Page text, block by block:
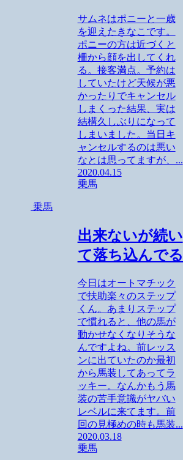
サムネはポニーと一歳
を迎えたきなこです。
ポニーの方は近づくと
柵から顔を出してくれ
る。接客満点。予約は
していたけど天候が悪
かったりでキャンセル
しまくった結果、実は
結構久しぶりになって
しまいました。当日キ
ャンセルするのは悪い
なとは思ってますが、...
2020.04.15
乗馬
乗馬
出来ないが続い
て落ち込んでる
今日はオートマチック
で扶助楽々のステップ
くん。あまりステップ
で慣れると、他の馬が
動かせなくなりそうな
んですよね。前レッス
ンに出ていたのか最初
から馬装してあってラ
ッキー。なんかもう馬
装の苦手意識がヤバい
レベルに来てます。前
回の見極めの時も馬装...
2020.03.18
乗馬